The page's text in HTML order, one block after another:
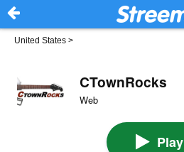
United States >
CTownRocks
Web
Play